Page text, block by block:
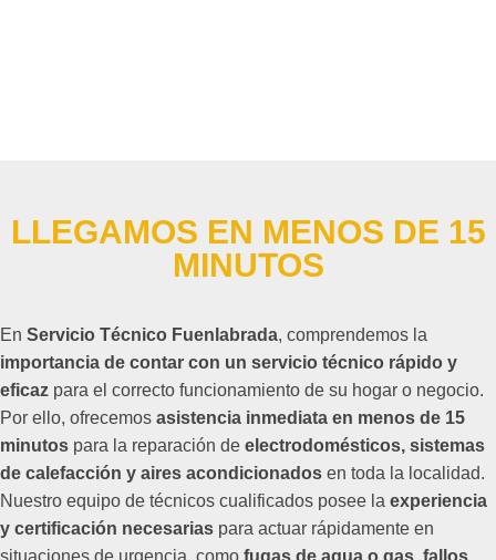
LLEGAMOS EN MENOS DE 15
MINUTOS
En Servicio Técnico Fuenlabrada, comprendemos la
importancia de contar con un servicio técnico rápido y
eficaz para el correcto funcionamiento de su hogar o negocio.
Por ello, ofrecemos asistencia inmediata en menos de 15
minutos para la reparación de electrodomésticos, sistemas
de calefacción y aires acondicionados en toda la localidad.
Nuestro equipo de técnicos cualificados posee la experiencia
y certificación necesarias para actuar rápidamente en
situaciones de urgencia, como fugas de agua o gas, fallos